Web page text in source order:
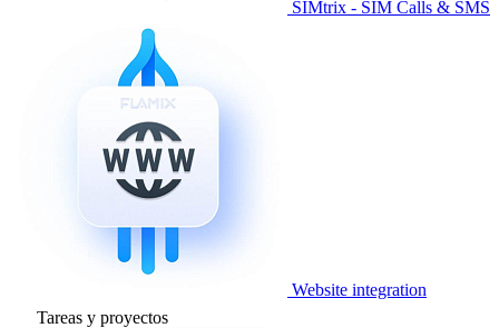
SIMtrix - SIM Calls & SMS
Website integration
Tareas y proyectos